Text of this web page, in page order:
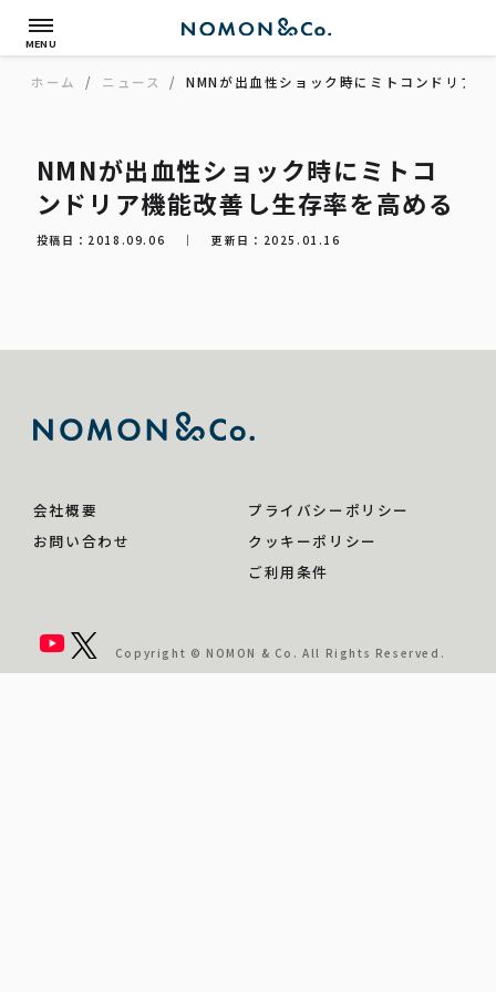
MENU
ホーム / ニュース / NMNが出血性ショック時にミトコンドリア
NMNが出血性ショック時にミトコ
ンドリア機能改善し生存率を高める
投稿日：2018.09.06 ｜更新日：2025.01.16
会社概要
お問い合わせ
プライバシーポリシー
クッキーポリシー
ご利用条件
Copyright © NOMON & Co. All Rights Reserved.